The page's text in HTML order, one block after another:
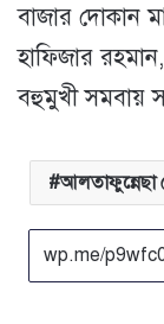
বাজার দোকান
হাফিজার
বহুমুখী সমবায়
আলতাফুন্নেছা